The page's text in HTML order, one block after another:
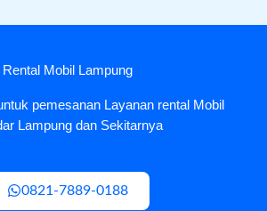
Rental Mobil Lampung
pemesanan Layanan rental Mobil
Lampung dan Sekitarnya
0821-7889-0188